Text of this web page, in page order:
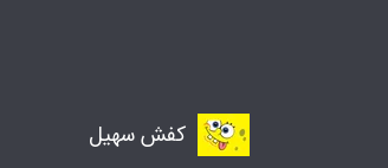
کفش سهیل